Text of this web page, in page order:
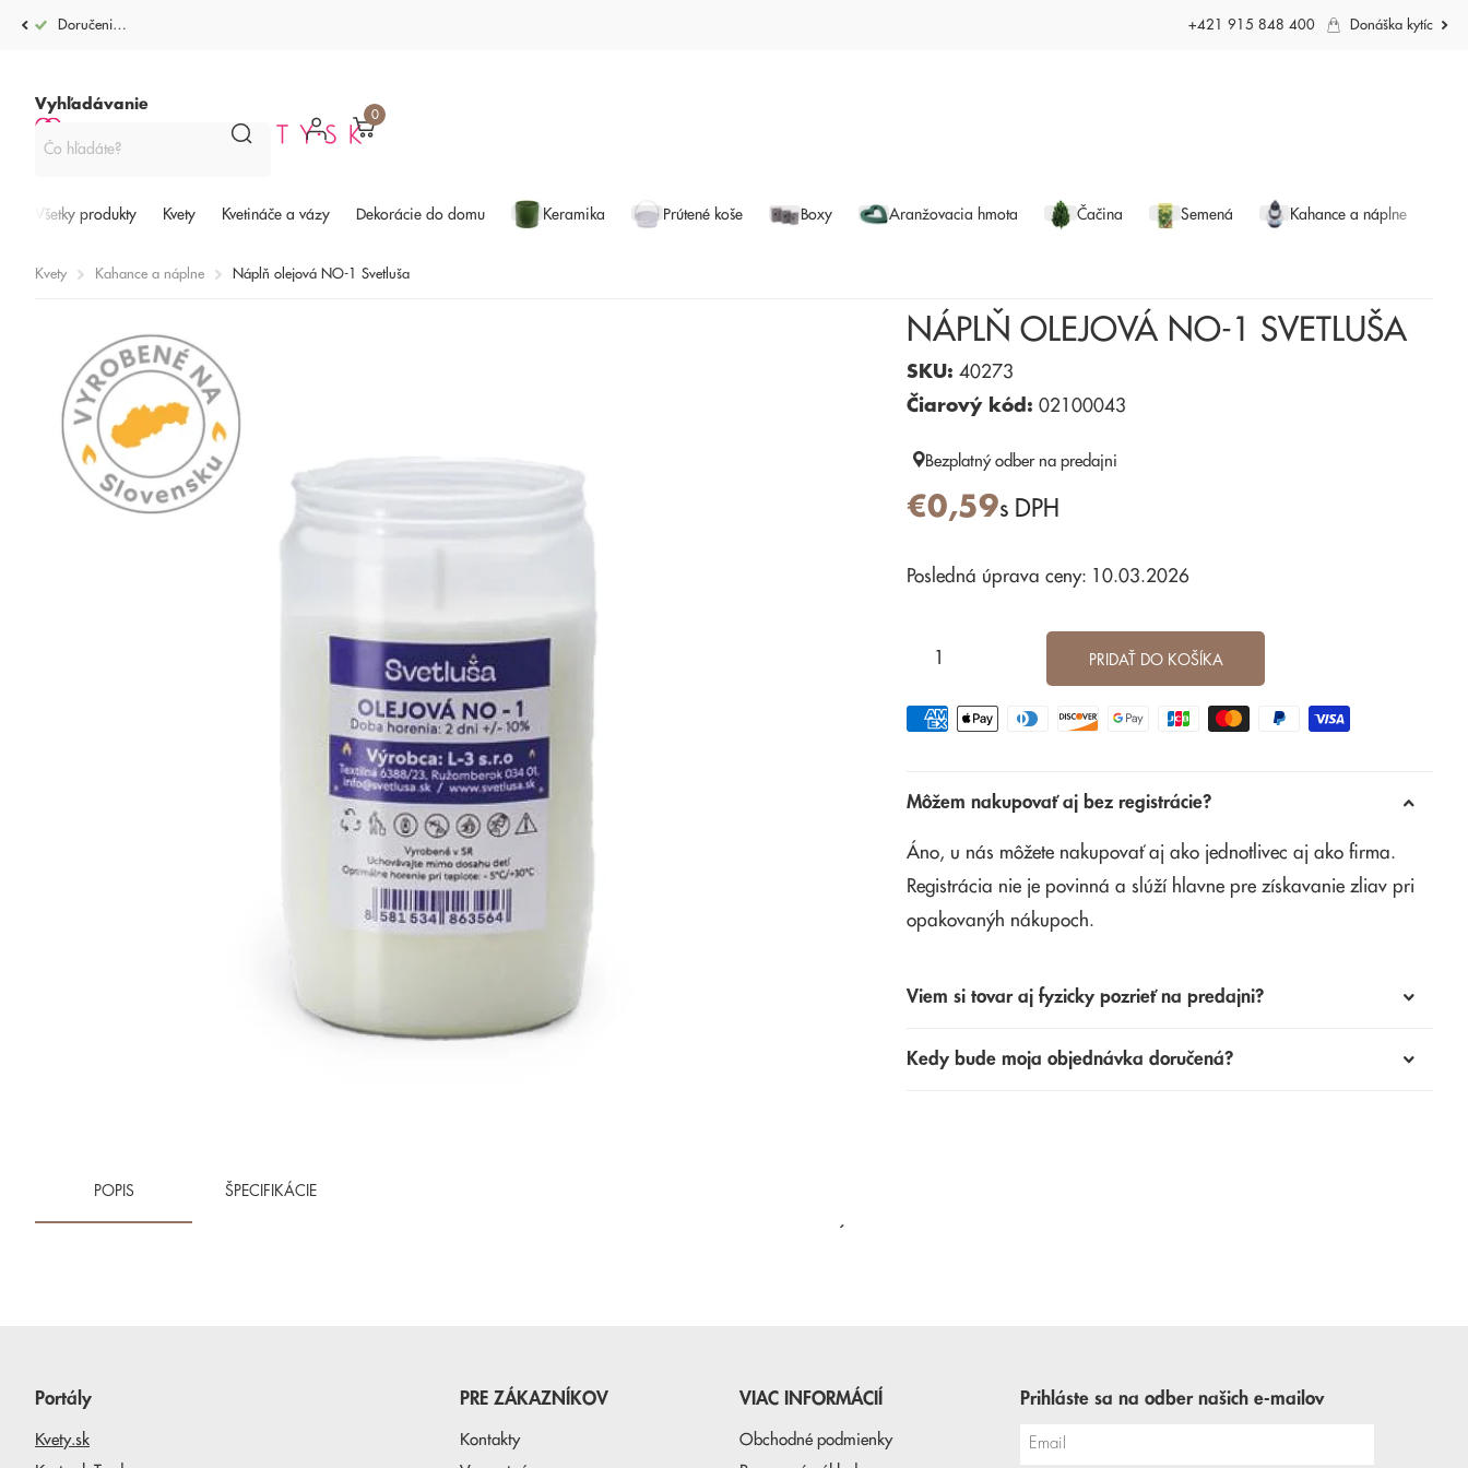
Doručenie po celej SR od 4,99€ +421 915 848 400 Donáška kytíc
Vyhľadávanie
0
Všetky produkty Kvety Kvetináče a vázy Dekorácie do domu Keramika Prútené koše Boxy Aranžovacia hmota Čačina Semená Kahance a náplne
Kvety Kahance a náplne Náplň olejová NO-1 Svetluša
NÁPLŇ OLEJOVÁ NO-1 SVETLUŠA
SKU: 40273
Čiarový kód: 02100043
Bezplatný odber na predajni
€0,59s DPH
Posledná úprava ceny: 10.03.2026
PRIDAŤ DO KOŠÍKA
Môžem nakupovať aj bez registrácie?
Áno, u nás môžete nakupovať aj ako jednotlivec aj ako firma.
Registrácia nie je povinná a slúží hlavne pre získavanie zliav pri
opakovanýh nákupoch.
Viem si tovar aj fyzicky pozrieť na predajni?
Kedy bude moja objednávka doručená?
POPIS ŠPECIFIKÁCIE
Portály
Kvety.sk
PRE ZÁKAZNÍKOV
Kontakty
VIAC INFORMÁCIÍ
Obchodné podmienky
Prihláste sa na odber našich e-mailov